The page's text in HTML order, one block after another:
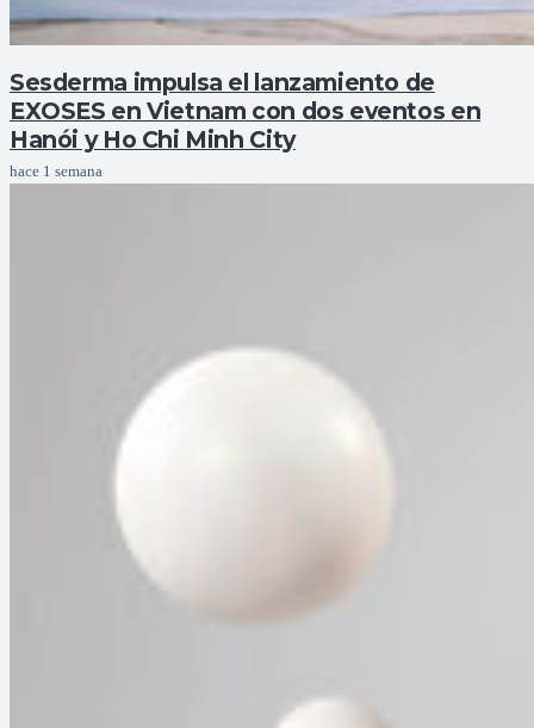
Sesderma impulsa el lanzamiento de
EXOSES en Vietnam con dos eventos en
Hanói y Ho Chi Minh City
hace 1 semana